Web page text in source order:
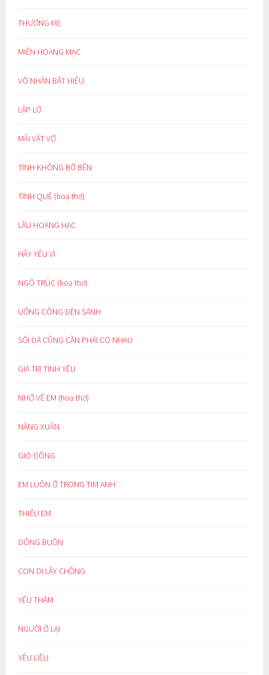
THƯƠNG MẸ
MIỀN HOANG MẠC
VÔ NHÂN BẤT HIẾU
LẬP LỜ
MÃI VẬT VỜ
TÌNH KHÔNG BỜ BẾN
TÌNH QUÊ (hoạ thơ)
LẦU HOÀNG HẠC
HÃY YÊU VÌ
NGÕ TRÚC (hoạ thơ)
UỔNG CÔNG ĐÈN SÁNH
SỎI ĐÁ CŨNG CẦN PHẢI CÓ NHAU
GIÁ TRỊ TÌNH YÊU
NHỚ VỀ EM (hoạ thơ)
NẮNG XUÂN
GIÓ ĐÔNG
EM LUÔN Ở TRONG TIM ANH
THIẾU EM
ĐÔNG BUỒN
CON ĐI LẤY CHỒNG
YÊU THẦM
NGƯỜI Ở LẠI
YÊU LIỀU